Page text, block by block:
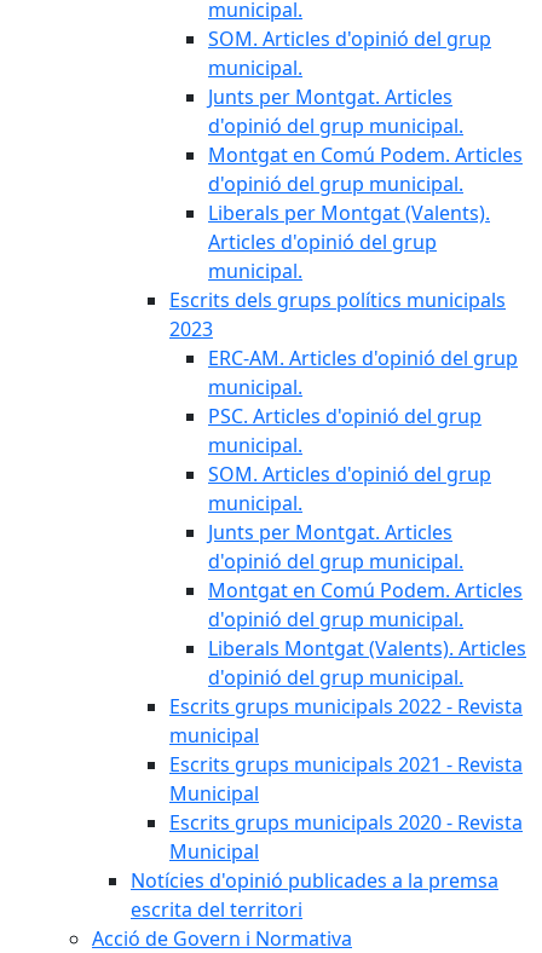
municipal.
SOM. Articles d'opinió del grup
municipal.
Junts per Montgat. Articles
d'opinió del grup municipal.
Montgat en Comú Podem. Articles
d'opinió del grup municipal.
Liberals per Montgat (Valents).
Articles d'opinió del grup
municipal.
Escrits dels grups polítics municipals
2023
ERC-AM. Articles d'opinió del grup
municipal.
PSC. Articles d'opinió del grup
municipal.
SOM. Articles d'opinió del grup
municipal.
Junts per Montgat. Articles
d'opinió del grup municipal.
Montgat en Comú Podem. Articles
d'opinió del grup municipal.
Liberals Montgat (Valents). Articles
d'opinió del grup municipal.
Escrits grups municipals 2022 - Revista
municipal
Escrits grups municipals 2021 - Revista
Municipal
Escrits grups municipals 2020 - Revista
Municipal
Notícies d'opinió publicades a la premsa
escrita del territori
Acció de Govern i Normativa